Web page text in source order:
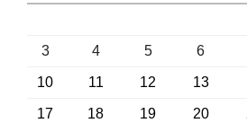
3 4 5 6
10 11 12 13
17 18 19 20